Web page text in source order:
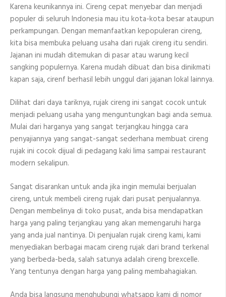
Karena keunikannya ini. Cireng cepat menyebar dan menjadi
populer di seluruh Indonesia mau itu kota-kota besar ataupun
perkampungan. Dengan memanfaatkan kepopuleran cireng,
kita bisa membuka peluang usaha dari rujak cireng itu sendiri.
Jajanan ini mudah ditemukan di pasar atau warung kecil
sangking populernya. Karena mudah dibuat dan bisa dinikmati
kapan saja, cirenf berhasil lebih unggul dari jajanan lokal lainnya.
Dilihat dari daya tariknya, rujak cireng ini sangat cocok untuk
menjadi peluang usaha yang menguntungkan bagi anda semua.
Mulai dari harganya yang sangat terjangkau hingga cara
penyajiannya yang sangat-sangat sederhana membuat cireng
rujak ini cocok dijual di pedagang kaki lima sampai restaurant
modern sekalipun.
Sangat disarankan untuk anda jika ingin memulai berjualan
cireng, untuk membeli cireng rujak dari pusat penjualannya.
Dengan membelinya di toko pusat, anda bisa mendapatkan
harga yang paling terjangkau yang akan memengaruhi harga
yang anda jual nantinya. Di penjualan rujak cireng kami, kami
menyediakan berbagai macam cireng rujak dari brand terkenal
yang berbeda-beda, salah satunya adalah cireng brexcelle.
Yang tentunya dengan harga yang paling membahagiakan.